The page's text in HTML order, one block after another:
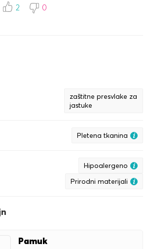
2 0
zaštitne presvlake za
jastuke
Pletena tkanina
Hipoalergeno
Prirodni materijali
Pamuk